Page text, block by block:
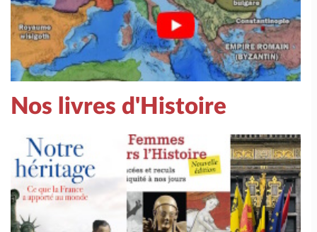
Nos livres d'Histoire